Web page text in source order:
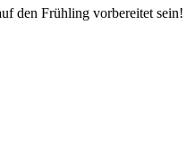
den Frühling vorbereitet sein!